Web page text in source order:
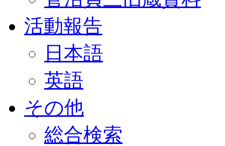
活動報告
日本語
英語
その他
総合検索